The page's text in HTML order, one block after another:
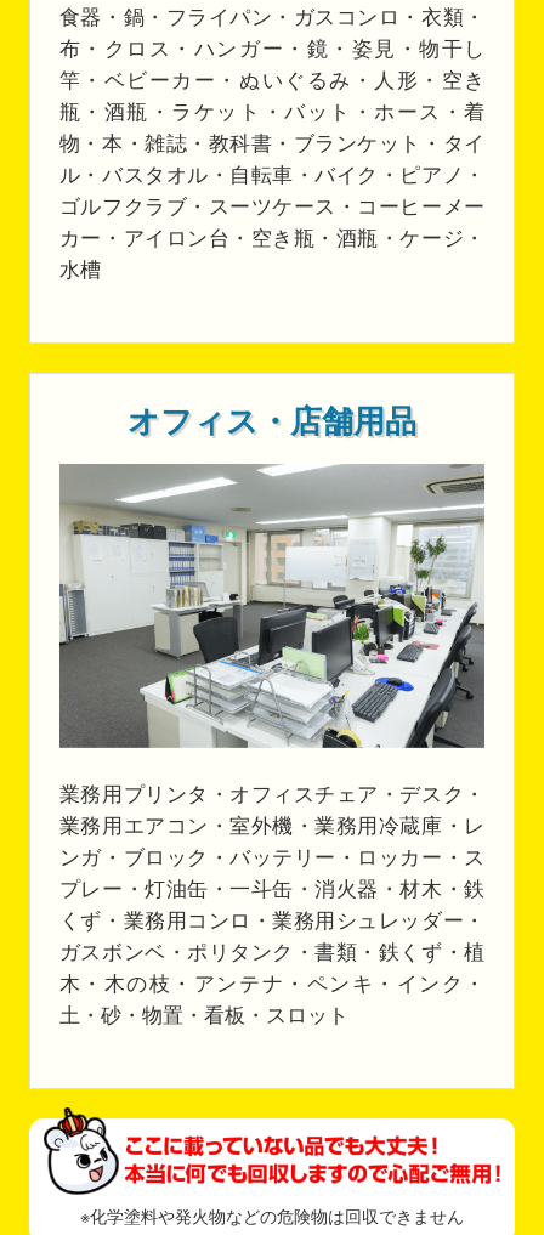
食器・鍋・フライパン・ガスコンロ・衣類・
布・クロス・ハンガー・鏡・姿見・物干し
竿・ベビーカー・ぬいぐるみ・人形・空き
瓶・酒瓶・ラケット・バット・ホース・着
物・本・雑誌・教科書・ブランケット・タイ
ル・バスタオル・自転車・バイク・ピアノ・
ゴルフクラブ・スーツケース・コーヒーメー
カー・アイロン台・空き瓶・酒瓶・ケージ・
水槽
オフィス・店舗用品
業務用プリンタ・オフィスチェア・デスク・
業務用エアコン・室外機・業務用冷蔵庫・レ
ンガ・ブロック・バッテリー・ロッカー・ス
プレー・灯油缶・一斗缶・消火器・材木・鉄
くず・業務用コンロ・業務用シュレッダー・
ガスボンベ・ポリタンク・書類・鉄くず・植
木・木の枝・アンテナ・ペンキ・インク・
土・砂・物置・看板・スロット
※化学塗料や発火物などの危険物は回収できません